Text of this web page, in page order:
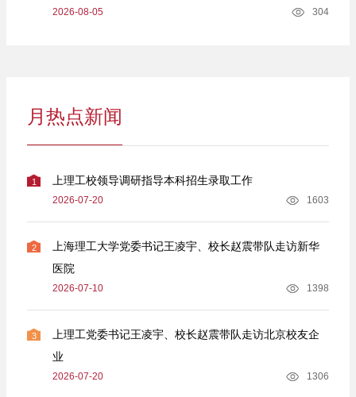
2026-08-05 304
月热点新闻
1 上理工校领导调研指导本科招生录取工作
2026-07-20 1603
2
上海理工大学党委书记王凌宇、校长赵震带队走访新华
医院
2026-07-10 1398
3
上理工党委书记王凌宇、校长赵震带队走访北京校友企
业
2026-07-20 1306